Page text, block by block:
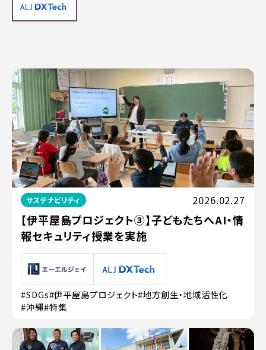
サステナビリティ 2026.02.27
【伊平屋島プロジェクト③】子どもたちへAI・情
報セキュリティ授業を実施
#SDGs#伊平屋島プロジェクト#地方創生・地域活性化
#沖縄#特集